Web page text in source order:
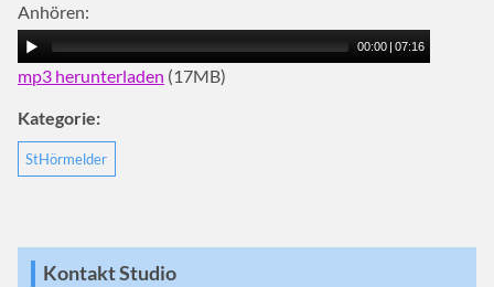
Anhören:
00:00 | 07:16
mp3 herunterladen (17MB)
Kategorie:
StHörmelder
Kontakt Studio